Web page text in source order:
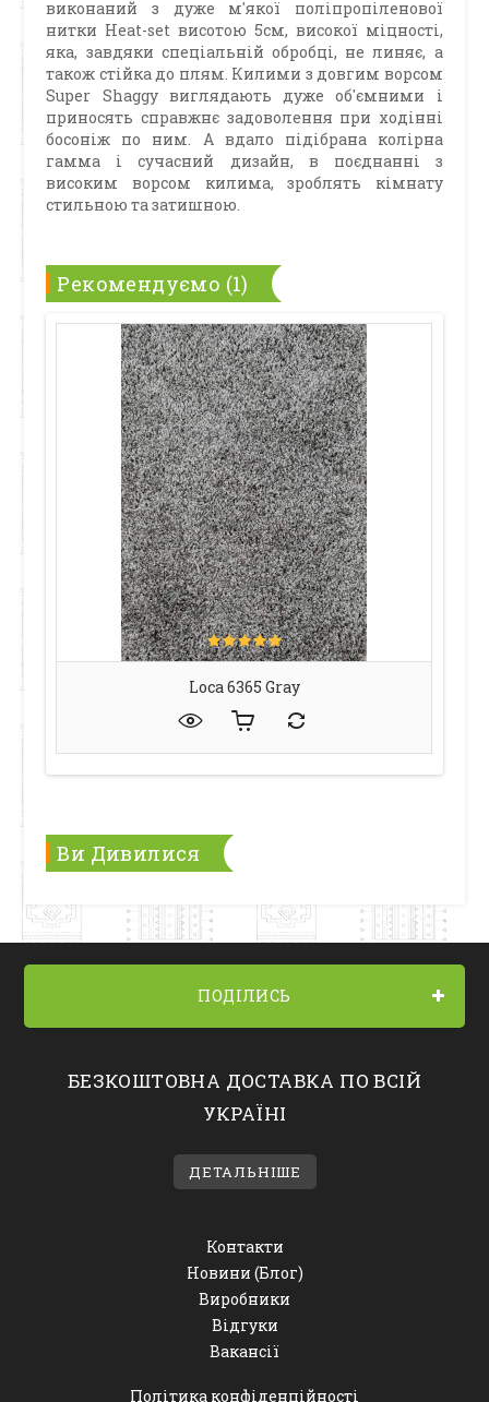
виконаний з дуже м'якої поліпропіленової
нитки Heat-set висотою 5см, високої міцності,
яка, завдяки спеціальній обробці, не линяє, а
також стійка до плям. Килими з довгим ворсом
Super Shaggy виглядають дуже об'ємними і
приносять справжнє задоволення при ходінні
босоніж по ним. А вдало підібрана колірна
гамма і сучасний дизайн, в поєднанні з
високим ворсом килима, зроблять кімнату
стильною та затишною.
Рекомендуємо (1)
Loca 6365 Gray
Ви Дивилися
ПОДІЛИСЬ
БЕЗКОШТОВНА ДОСТАВКА ПО ВСІЙ
УКРАЇНІ
ДЕТАЛЬНІШЕ
Контакти
Новини (Блог)
Виробники
Відгуки
Вакансії
Політика конфіденційності